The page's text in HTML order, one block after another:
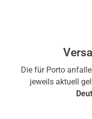
Die für Porto
jeweils aktuell